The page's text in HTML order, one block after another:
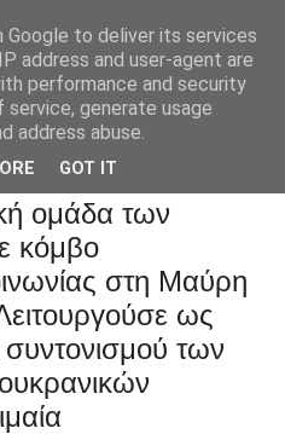
ομάδα των
κόμβο
στη Μαύρη
ως
συντονισμού των
to deliver its services
address and user-agent are
performance and security
generate usage
address abuse.
GOT IT